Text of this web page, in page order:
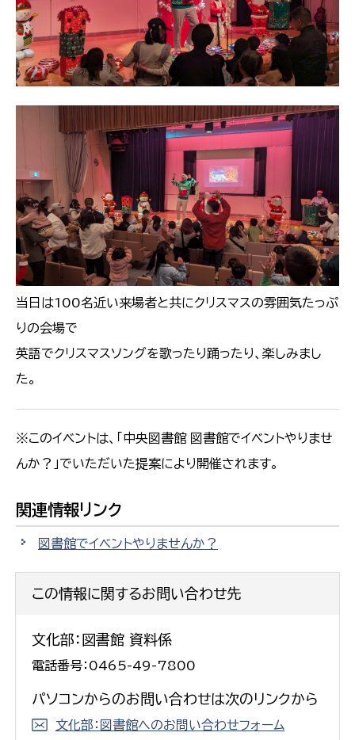
当日は100名近い来場者と共にクリスマスの雰囲気たっぷ
りの会場で
英語でクリスマスソングを歌ったり踊ったり、楽しみまし
た。
※このイベントは、「中央図書館 図書館でイベントやりませ
んか？」でいただいた提案により開催されます。
関連情報リンク
図書館でイベントやりませんか？
この情報に関するお問い合わせ先
文化部：図書館 資料係
電話番号：0465-49-7800
パソコンからのお問い合わせは次のリンクから
文化部：図書館へのお問い合わせフォーム